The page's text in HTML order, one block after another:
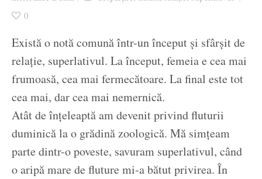
0
Există o notă comună într-un început și sfârșit de
relație, superlativul. La început, femeia e cea mai
frumoasă, cea mai fermecătoare. La final este tot
cea mai, dar cea mai nemernică.
Atât de înțeleaptă am devenit privind fluturii
duminică la o grădină zoologică. Mă simțeam
parte dintr-o poveste, savuram superlativul, când
o aripă mare de fluture mi-a bătut privirea. În